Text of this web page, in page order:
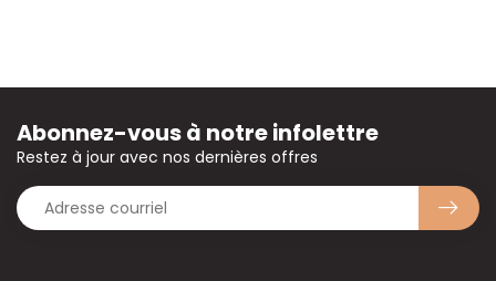
Abonnez-vous à notre infolettre
Restez à jour avec nos dernières offres